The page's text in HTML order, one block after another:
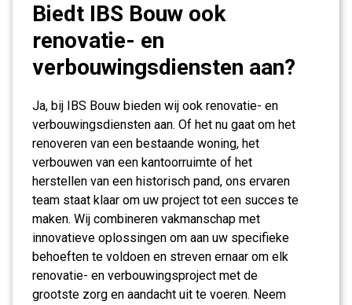
Biedt IBS Bouw ook
renovatie- en
verbouwingsdiensten aan?
Ja, bij IBS Bouw bieden wij ook renovatie- en
verbouwingsdiensten aan. Of het nu gaat om het
renoveren van een bestaande woning, het
verbouwen van een kantoorruimte of het
herstellen van een historisch pand, ons ervaren
team staat klaar om uw project tot een succes te
maken. Wij combineren vakmanschap met
innovatieve oplossingen om aan uw specifieke
behoeften te voldoen en streven ernaar om elk
renovatie- en verbouwingsproject met de
grootste zorg en aandacht uit te voeren. Neem